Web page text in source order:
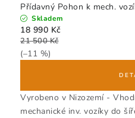
Přídavný Pohon k mech.
Skladem
18 990 Kč
21 500 Kč
(–11 %)
Vyrobeno v Nizozemí -
mechanické inv. vozíky do